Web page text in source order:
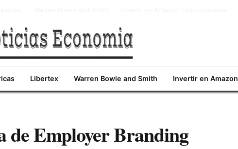
Libertex Warren Bowie and Smith Invertir en Amazon
de Employer Branding